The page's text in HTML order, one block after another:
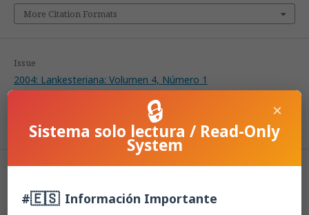
More Citation Formats
Issue
2004: Lankesteriana: Volumen 4, Número 1
Articles
According to the Open Access policy promoted by the University of
×
🔒
Sistema solo lectura / Read-Only
System
#🇪🇸 Información Importante